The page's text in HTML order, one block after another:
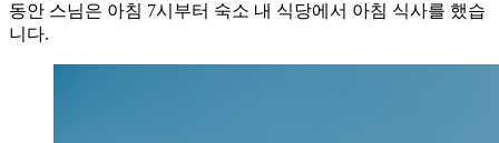
동안 스님은 아침 7시부터 숙소 내 식당에서 아침 식사를 했습
니다.